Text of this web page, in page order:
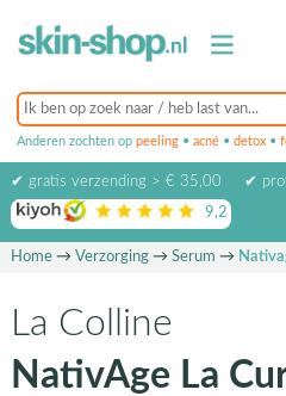
Anderen zochten op peeling • acné • detox •
✔ gratis verzending > € 35,00 ✔
9,2 op basis
Home→ Verzorging→ Serum →
La Colline
NativAge La